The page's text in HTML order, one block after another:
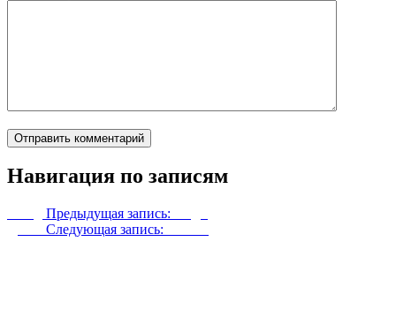
Навигация по записям
Предыдущая запись:
Следующая запись: